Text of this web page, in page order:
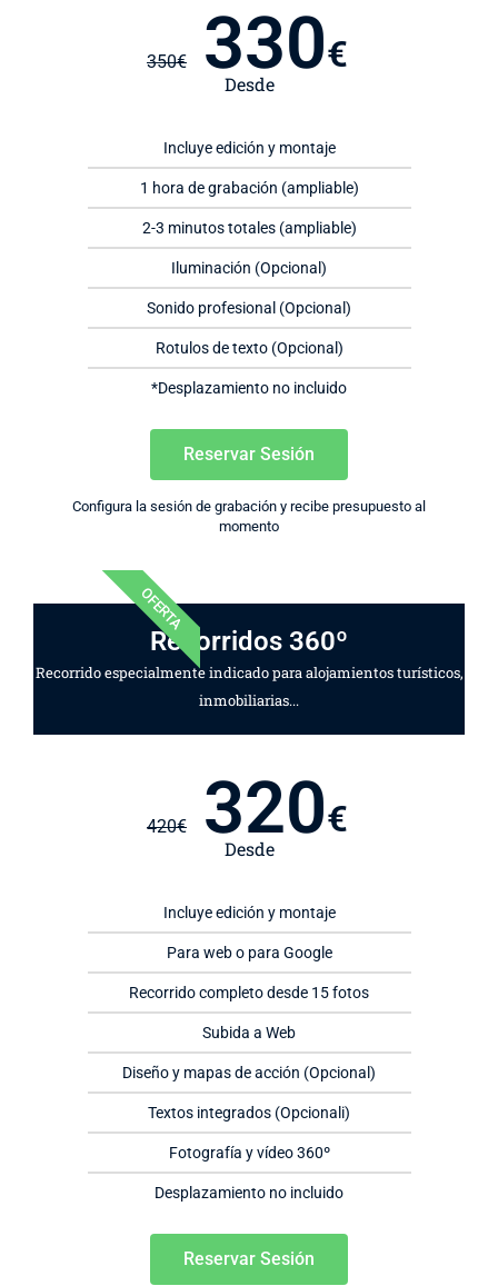
350€ 330€
Desde
Incluye edición y montaje
1 hora de grabación (ampliable)
2-3 minutos totales (ampliable)
Iluminación (Opcional)
Sonido profesional (Opcional)
Rotulos de texto (Opcional)
*Desplazamiento no incluido
Reservar Sesión
Configura la sesión de grabación y recibe presupuesto al
momento
OFERTA
Recorridos 360º
Recorrido especialmente indicado para alojamientos turísticos,
inmobiliarias...
420€ 320€
Desde
Incluye edición y montaje
Para web o para Google
Recorrido completo desde 15 fotos
Subida a Web
Diseño y mapas de acción (Opcional)
Textos integrados (Opcionali)
Fotografía y vídeo 360º
Desplazamiento no incluido
Reservar Sesión